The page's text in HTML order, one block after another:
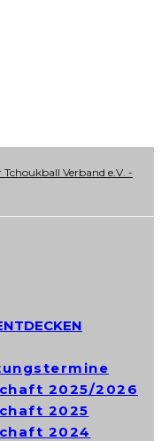
Tchoukball Verband e.V. -
2025/2026
2025
2024